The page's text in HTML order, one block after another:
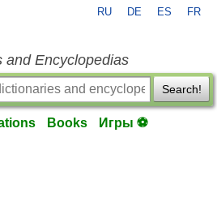
RU DE ES FR
and Encyclopedias
Search!
Books Игры ⚽